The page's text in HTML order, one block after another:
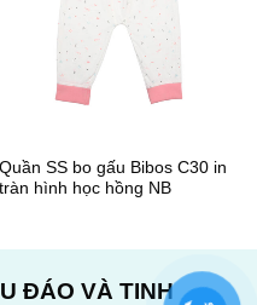
Quần SS bo gấu Bibos C30 in
tràn hình học hồng NB
ĐÁO VÀ TINH